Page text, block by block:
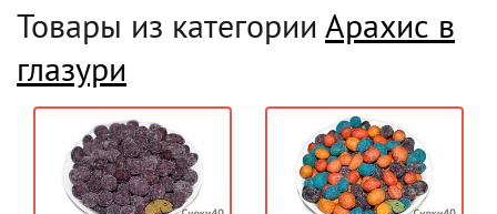
Товары из категории Арахис в
глазури